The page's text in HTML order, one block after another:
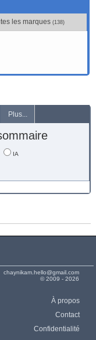
les marques (138)
Plus...
IA
chaynikam.hello@gmail.com
© 2009 - 2026
À propos
Contact
Confidentialité